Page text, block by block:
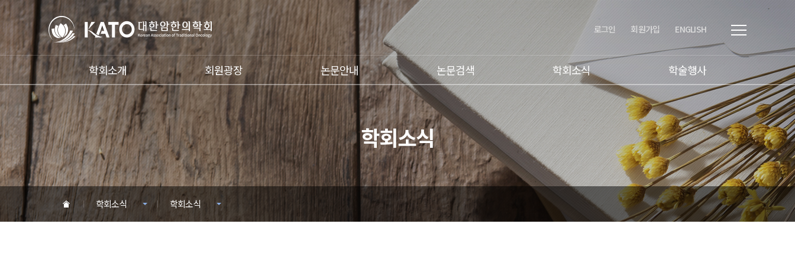
로그인 회원가입 ENGLISH
학회소개 회원광장 논문안내 논문검색 학회소식 학술행사
학회소식
HOME 학회소식 학회소식